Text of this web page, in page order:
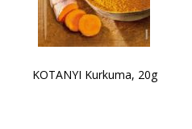
KOTANYI Kurkuma, 20g